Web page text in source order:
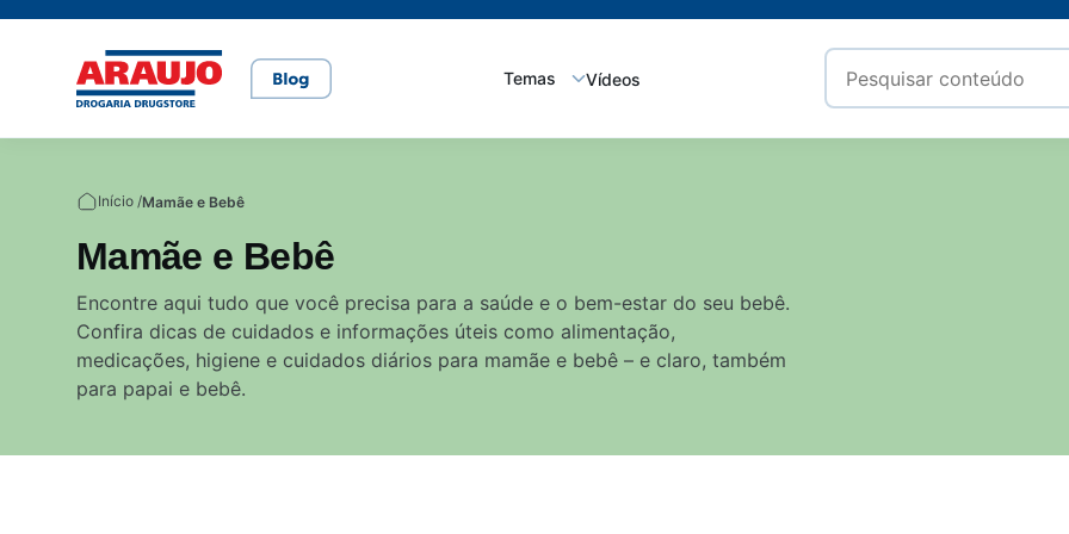
Temas Vídeos
Cuidados com o pet
Rações
Cuidados com a pele
Cuidados com o cabelo
Alimentação
Dicas de cuidados
Alimentação saudável
Bem-estar
Canetas para obesidade
Início /Mamãe e Bebê
Mamãe e Bebê
Encontre aqui tudo que você precisa para a saúde e o bem-estar do seu bebê.
Confira dicas de cuidados e informações úteis como alimentação,
medicações, higiene e cuidados diários para mamãe e bebê – e claro, também
para papai e bebê.